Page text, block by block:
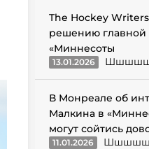
The Hockey
решению
«Миннесоты
13.01.2026
В Монреале об
Малкина в
могут сойтись
11.01.2026